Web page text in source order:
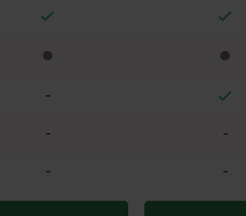
-
- -
- -